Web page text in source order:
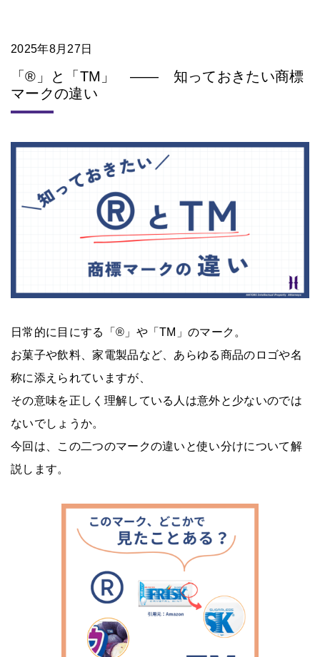
2025年8月27日
「®」と「TM」 ―― 知っておきたい商標
マークの違い
日常的に目にする「®」や「TM」のマーク。
お菓子や飲料、家電製品など、あらゆる商品のロゴや名
称に添えられていますが、
その意味を正しく理解している人は意外と少ないのでは
ないでしょうか。
今回は、この二つのマークの違いと使い分けについて解
説します。